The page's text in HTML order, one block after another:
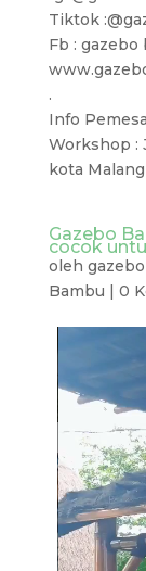
Tiktok
Fb : gazebo
.
Info
Workshop :
kota Malang
Gazebo
cocok
oleh
Bambu | 0